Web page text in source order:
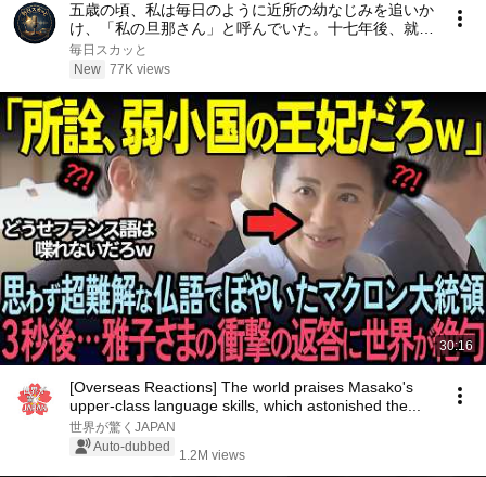
五歳の頃、私は毎日のように近所の幼なじみを追いか
け、「私の旦那さん」と呼んでいた。十七年後、就職
面接で社長室へ入ると、彼は私を見て微笑んだ。「妻
よ、まだ僕を覚えているか？」――
毎日スカッと
New 77K views
30:16
[Overseas Reactions] The world praises Masako's
upper-class language skills, which astonished the...
世界が驚くJAPAN
Auto-dubbed
1.2M views